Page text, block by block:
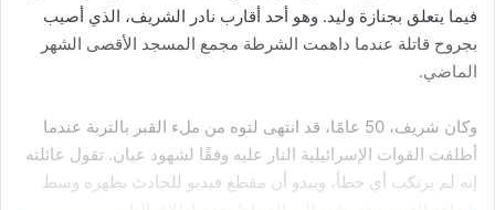
فيما يتعلق بجنازة وليد. وهو أحد أقارب نادر الشريف، الذي أصيب
بجروح قاتلة عندما داهمت الشرطة مجمع المسجد الأقصى الشهر
الماضي.
وكان شريف، 50 عامًا، قد انتهى لتوه من ملء القبر بالتربة عندما
أطلقت القوات الإسرائيلية النار عليه وفقًا لشهود عيان. تقول عائلته
إنه لم يرتكب أي خطأ، ويبدو أن مقطع فيديو للحادث يظهره وسط